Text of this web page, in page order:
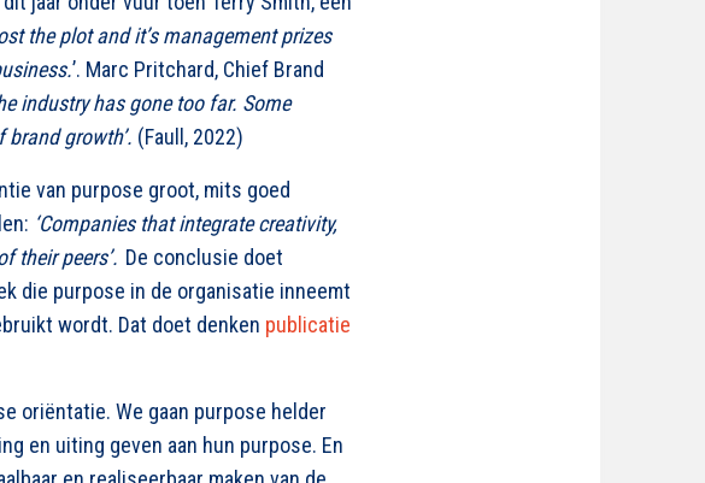
the plot and it’s management prizes
’. Marc Pritchard, Chief Brand
industry has gone too far. Some
growth’. (Faull, 2022)
van purpose groot, mits goed
‘Companies that integrate creativity,
their peers’. De conclusie doet
die purpose in de organisatie inneemt
wordt. Dat doet denken publicatie
oriëntatie. We gaan purpose helder
en uiting geven aan hun purpose. En